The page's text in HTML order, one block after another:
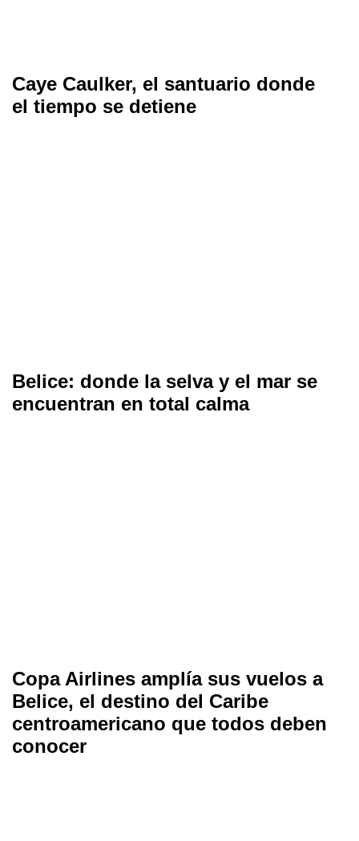
Caye Caulker, el santuario donde
el tiempo se detiene
Belice: donde la selva y el mar se
encuentran en total calma
Copa Airlines amplía sus vuelos a
Belice, el destino del Caribe
centroamericano que todos deben
conocer